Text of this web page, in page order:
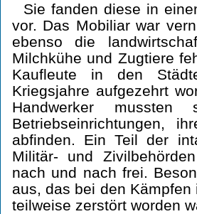
Sie fanden diese in
vor. Das Mobiliar war
ebenso die
Milch­kühe und Zugtiere
Kaufleute in den
Kriegsjahre aufgezehrt
Hand­werker
Betriebseinrichtungen,
abfinden. Ein Teil der
Militär- und
nach und nach frei.
aus, das bei den
teilweise zerstört worden